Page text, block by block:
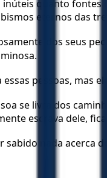
inúteis quanto
eternos das
dos seus
essas pessoas, mas
se livra dos
escrava dele,
sabido nada